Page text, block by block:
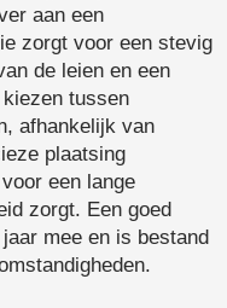
aan een
zorgt voor een stevig
de leien en een
tussen
afhankelijk van
plaatsing
een lange
zorgt. Een goed
mee en is bestand